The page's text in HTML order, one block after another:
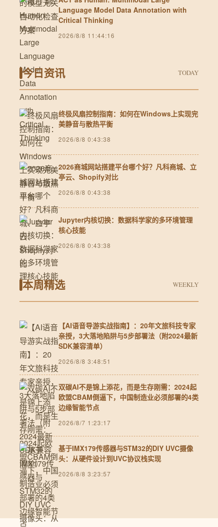
Language Model Data Annotation with
Critical Thinking
2026/8/8 11:44:16
今日资讯 TODAY
终极风扇控制指南：如何在Windows上实现完
美静音与散热平衡
2026/8/8 0:43:38
2026商城网站搭建平台哪个好？凡科商城、立
亭云、Shopify对比
2026/8/8 0:43:38
Jupyter内核切换：数据科学家的多环境管理
核心技能
2026/8/8 0:43:38
本周精选 WEEKLY
【AI语音导游实战指南】：20年文旅科技专家
亲授，3大落地陷阱与5步部署法（附2024最新
SDK兼容清单）
2026/8/8 3:48:51
双碳AI不是锦上添花，而是生存刚需：2024起
欧盟CBAM倒逼下，中国制造业必须部署的4类
边缘智能节点
2026/8/7 1:23:17
基于IMX179传感器与STM32的DIY UVC摄像
头：从硬件设计到UVC协议栈实现
2026/8/8 3:23:57